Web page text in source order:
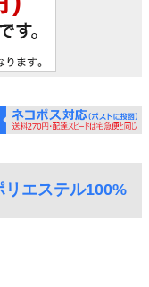
リエステル100%